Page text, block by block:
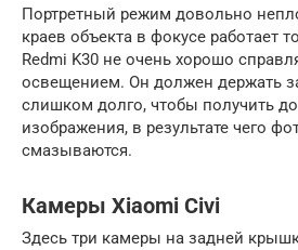
Портретный режим довольно
краев объекта в фокусе работает
Redmi K30 не очень хорошо
освещением. Он должен держать
слишком долго, чтобы получить
изображения, в результате чего
смазываются.
Камеры Xiaomi Civi
Здесь три камеры на задней